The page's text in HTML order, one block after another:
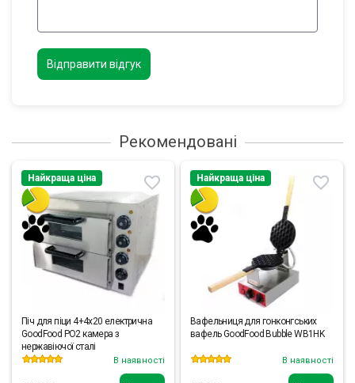
Відправити відгук
Рекомендовані
Найкраща ціна
Піч для піци 4+4х20 електрична
GoodFood PO2 камера з
нержавіючої сталі
В наявності
Найкраща ціна
Вафельниця для гонконгських
вафель GoodFood Bubble WB1HK
В наявності